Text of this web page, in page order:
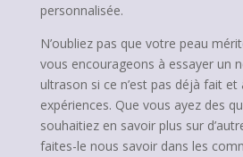
personnalisée.
N’oubliez pas que votre peau
vous encourageons à essayer un
ultrason si ce n’est pas déjà fait
expériences. Que vous ayez des
souhaitiez en savoir plus sur
faites-le nous savoir dans les